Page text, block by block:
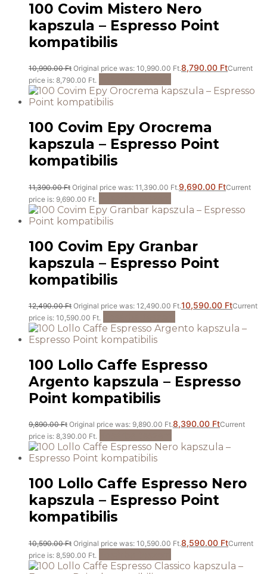
100 Covim Mistero Nero
kapszula – Espresso Point
kompatibilis
10,990.00Ft Original price was: 10,990.00 Ft.8,790.00 FtCurrent
price is: 8,790.00 Ft.
100 Covim Epy Orocrema
kapszula – Espresso Point
kompatibilis
11,390.00Ft Original price was: 11,390.00 Ft.9,690.00 FtCurrent
price is: 9,690.00 Ft.
100 Covim Epy Granbar
kapszula – Espresso Point
kompatibilis
12,490.00Ft Original price was: 12,490.00 Ft.10,590.00 FtCurrent
price is: 10,590.00 Ft.
100 Lollo Caffe Espresso
Argento kapszula – Espresso
Point kompatibilis
9,890.00Ft Original price was: 9,890.00 Ft.8,390.00 FtCurrent
price is: 8,390.00 Ft.
100 Lollo Caffe Espresso Nero
kapszula – Espresso Point
kompatibilis
10,590.00Ft Original price was: 10,590.00 Ft.8,590.00 FtCurrent
price is: 8,590.00 Ft.